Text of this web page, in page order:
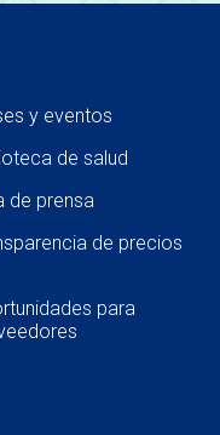
y eventos
de salud
de prensa
de precios
para